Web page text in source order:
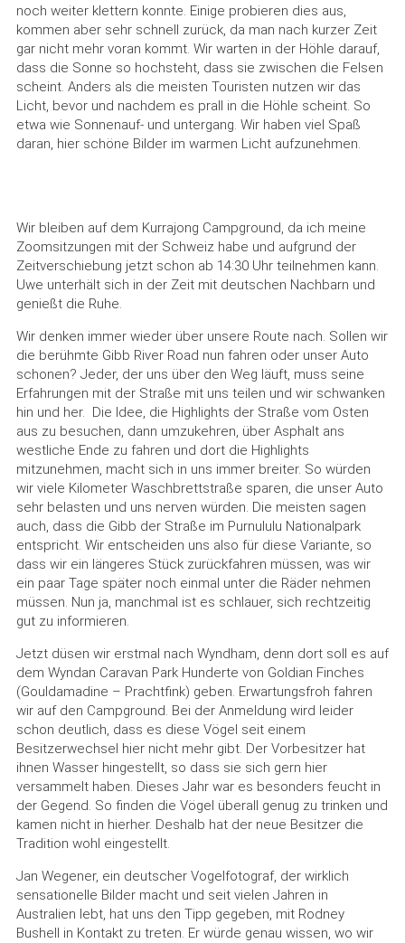
noch weiter klettern konnte. Einige probieren dies aus,
kommen aber sehr schnell zurück, da man nach kurzer Zeit
gar nicht mehr voran kommt. Wir warten in der Höhle darauf,
dass die Sonne so hochsteht, dass sie zwischen die Felsen
scheint. Anders als die meisten Touristen nutzen wir das
Licht, bevor und nachdem es prall in die Höhle scheint. So
etwa wie Sonnenauf- und untergang. Wir haben viel Spaß
daran, hier schöne Bilder im warmen Licht aufzunehmen.
Wir bleiben auf dem Kurrajong Campground, da ich meine
Zoomsitzungen mit der Schweiz habe und aufgrund der
Zeitverschiebung jetzt schon ab 14:30 Uhr teilnehmen kann.
Uwe unterhält sich in der Zeit mit deutschen Nachbarn und
genießt die Ruhe.
Wir denken immer wieder über unsere Route nach. Sollen wir
die berühmte Gibb River Road nun fahren oder unser Auto
schonen? Jeder, der uns über den Weg läuft, muss seine
Erfahrungen mit der Straße mit uns teilen und wir schwanken
hin und her. Die Idee, die Highlights der Straße vom Osten
aus zu besuchen, dann umzukehren, über Asphalt ans
westliche Ende zu fahren und dort die Highlights
mitzunehmen, macht sich in uns immer breiter. So würden
wir viele Kilometer Waschbrettstraße sparen, die unser Auto
sehr belasten und uns nerven würden. Die meisten sagen
auch, dass die Gibb der Straße im Purnululu Nationalpark
entspricht. Wir entscheiden uns also für diese Variante, so
dass wir ein längeres Stück zurückfahren müssen, was wir
ein paar Tage später noch einmal unter die Räder nehmen
müssen. Nun ja, manchmal ist es schlauer, sich rechtzeitig
gut zu informieren.
Jetzt düsen wir erstmal nach Wyndham, denn dort soll es auf
dem Wyndan Caravan Park Hunderte von Goldian Finches
(Gouldamadine – Prachtfink) geben. Erwartungsfroh fahren
wir auf den Campground. Bei der Anmeldung wird leider
schon deutlich, dass es diese Vögel seit einem
Besitzerwechsel hier nicht mehr gibt. Der Vorbesitzer hat
ihnen Wasser hingestellt, so dass sie sich gern hier
versammelt haben. Dieses Jahr war es besonders feucht in
der Gegend. So finden die Vögel überall genug zu trinken und
kamen nicht in hierher. Deshalb hat der neue Besitzer die
Tradition wohl eingestellt.
Jan Wegener, ein deutscher Vogelfotograf, der wirklich
sensationelle Bilder macht und seit vielen Jahren in
Australien lebt, hat uns den Tipp gegeben, mit Rodney
Bushell in Kontakt zu treten. Er würde genau wissen, wo wir